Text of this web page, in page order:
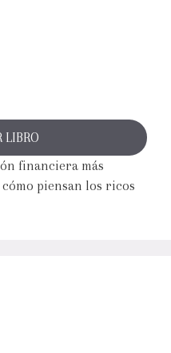
LIBRO
financiera más
piensan los ricos